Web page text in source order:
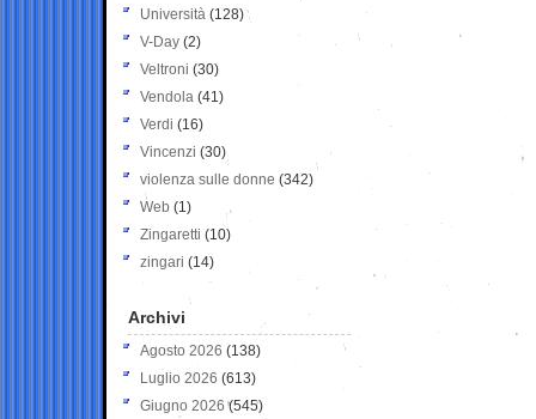
Università (128)
V-Day (2)
Veltroni (30)
Vendola (41)
Verdi (16)
Vincenzi (30)
violenza sulle donne (342)
Web (1)
Zingaretti (10)
zingari (14)
Archivi
Agosto 2026 (138)
Luglio 2026 (613)
Giugno 2026 (545)